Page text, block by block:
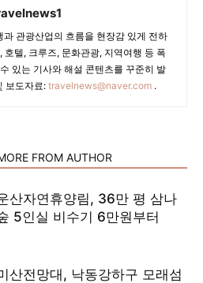
관광산업의 흐름을 현장감 있게 전하
호텔, 크루즈, 문화관광, 지역여행 등 폭
있는 기사와 해설 콘텐츠를 꾸준히 발
보도자료: travelnews@naver.com.
FROM AUTHOR
산자연휴양림, 36만 평 삼나
5인실 비수기 6만원부터
산전망대, 낙동강하구 모래섬